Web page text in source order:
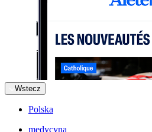
Wstecz
Polska
medycyna